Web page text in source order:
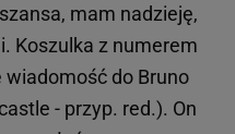
mam nadzieję,
Koszulka z numerem
wiadomość do Bruno
- przyp. red.). On